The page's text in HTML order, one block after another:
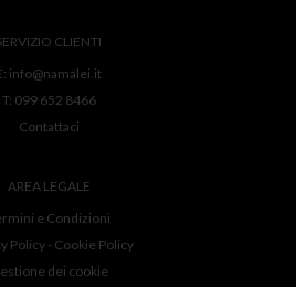
CLIENTI
info@namalei.it
T: 099 652 8466
Contattaci
AREA LEGALE
e Condizioni
Policy- Cookie Policy
dei cookie